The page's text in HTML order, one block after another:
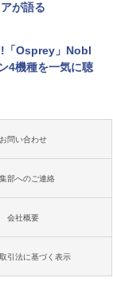
が語る
!「Osprey」Nobl
4機種を一気に聴
お問い合わせ
部へのご連絡
会社概要
引法に基づく表示